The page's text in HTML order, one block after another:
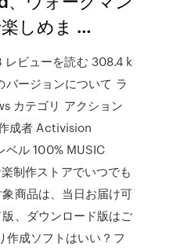
しめま …
レビューを読む 308.4 k
バージョンについて ラ
カテゴリ アクション
成者 Activision
ル 100% MUSIC
制作ストアでいつでも
商品は、当日お届け可
、ダウンロード版はご
成ソフトはいい？フ